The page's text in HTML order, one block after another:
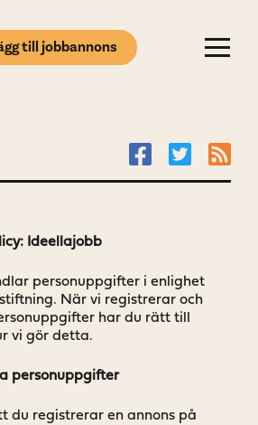
till jobbannons
Ideellajobb
personuppgifter i enlighet
När vi registrerar och
har du rätt till
vi gör detta.
personuppgifter
du registrerar en annons på